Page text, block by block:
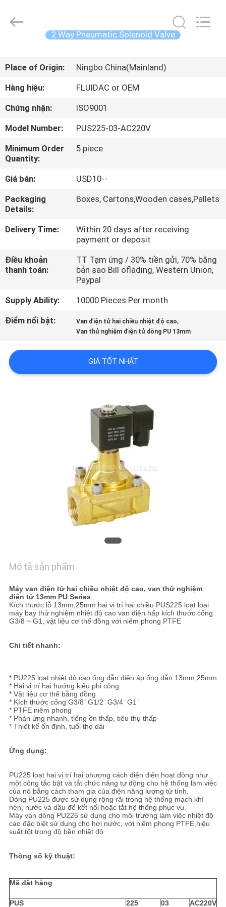
CHỦ
CÁC
SẢN
VỀ
TÔI
THAM
NHÀ
MÁY
KIỂM
SOÁT
GIÁ
VR
SHOW
ĐỒ
TRANG
WEB
POLICY
FLUID
AUTOMATIC
2 Way Pneumatic Solenoid Valve
Place of Origin:
Ningbo China(Mainland)
Hàng hiệu:
FLUIDAC or OEM
Chứng nhận:
ISO9001
Model Number:
PUS225-03-AC220V
Minimum Order
Quantity:
5 piece
Giá bán:
USD10--
Packaging
Details:
Boxes, Cartons,Wooden cases,Pallets
Delivery Time:
Within 20 days after receiving
payment or deposit
Điều khoản
thanh toán:
TT Tạm ứng / 30% tiền gửi, 70% bằng
bản sao Bill oflading, Western Union,
Paypal
Supply Ability:
10000 Pieces Per month
Điểm nổi bật:
Van điện tử hai chiều nhiệt độ cao,
Van thử nghiệm điện tử dòng PU 13mm
GIÁ TỐT NHẤT
Mô tả sản phẩm
Máy van điện tử hai chiều nhiệt độ cao, van thử nghiệm
điện tử 13mm PU Series
Kích thước lỗ 13mm,25mm hai vị trí hai chiều PUS225 loạt loại
máy bay thử nghiệm nhiệt độ cao van điện hấp kích thước cổng
G3/8 ~ G1, vật liệu cơ thể đồng với niêm phong PTFE
Chi tiết nhanh:
* PU225 loạt nhiệt độ cao ống dẫn điện áp ống dẫn 13mm,25mm
* Hai vị trí hai hướng kiểu phi công
* Vật liệu cơ thể bằng đồng
* Kích thước cổng G3/8 ̇ G1/2 ̇ G3/4 ̇ G1 ̇
* PTFE niêm phong
* Phản ứng nhanh, tiếng ồn thấp, tiêu thụ thấp
* Thiết kế ổn định, tuổi thọ dài
Ứng dụng:
PU225 loạt hai vị trí hai phương cách điện điện hoạt động như
một công tắc bật và tắt chức năng tự động cho hệ thống làm việc
của nó bằng cách tham gia của điện năng lượng từ tính.
Dòng PU225 được sử dụng rộng rãi trong hệ thống mạch khí
nén, nước và dầu để kết nối hoặc tắt hệ thống phục vụ.
Máy van dòng PU225 sử dụng cho môi trường làm việc nhiệt độ
cao đặc biệt sử dụng cho hơi nước, với niêm phong PTFE,hiệu
suất tốt trong độ bền nhiệt độ
Thông số kỹ thuật:
Mã đặt hàng
PUS 225 03 AC220V